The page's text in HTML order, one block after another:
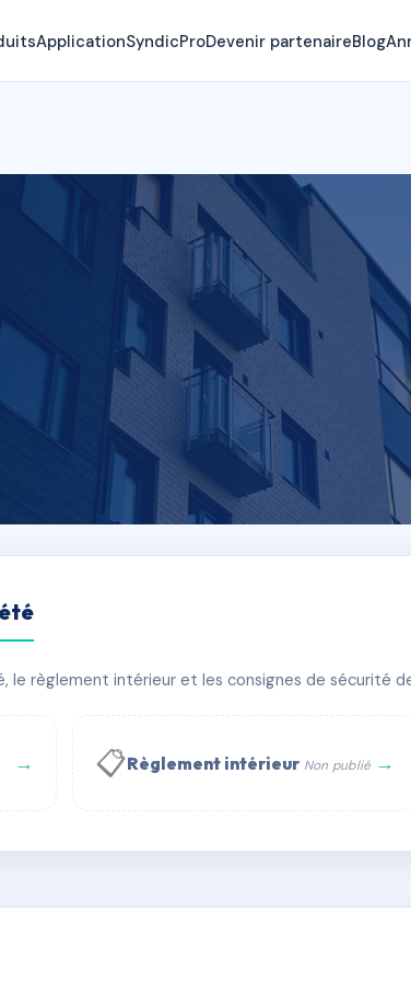
ApplicationSyndicProDevenir partenaireBlog
RE
WhatsApp
règlement intérieur et les consignes de sécurité
→ 📋Règlement intérieur Non publié →
AC6724934 🇫🇷